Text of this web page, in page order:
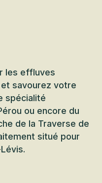
les effluves
savourez votre
spécialité
ou encore du
de la Traverse de
situé pour